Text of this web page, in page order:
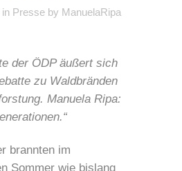
in Presse by ManuelaRipa
der ÖDP äußert sich
zu Waldbränden
Manuela Ripa:
brannten im
Sommer wie bislang